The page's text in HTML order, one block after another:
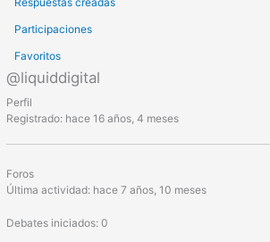
Participaciones
Favoritos
@liquiddigital
Perfil
Registrado: hace 16 años, 4 meses
Foros
Última actividad: hace 7 años, 10 meses
Debates iniciados: 0